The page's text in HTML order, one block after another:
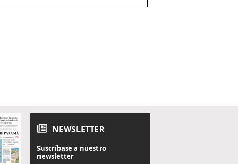
NEWSLETTER
Suscríbase a nuestro
newsletter